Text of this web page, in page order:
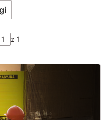
z 1